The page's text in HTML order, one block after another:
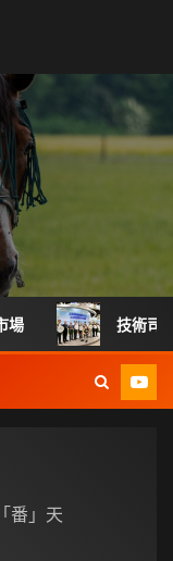
技術司展30項高
番」天